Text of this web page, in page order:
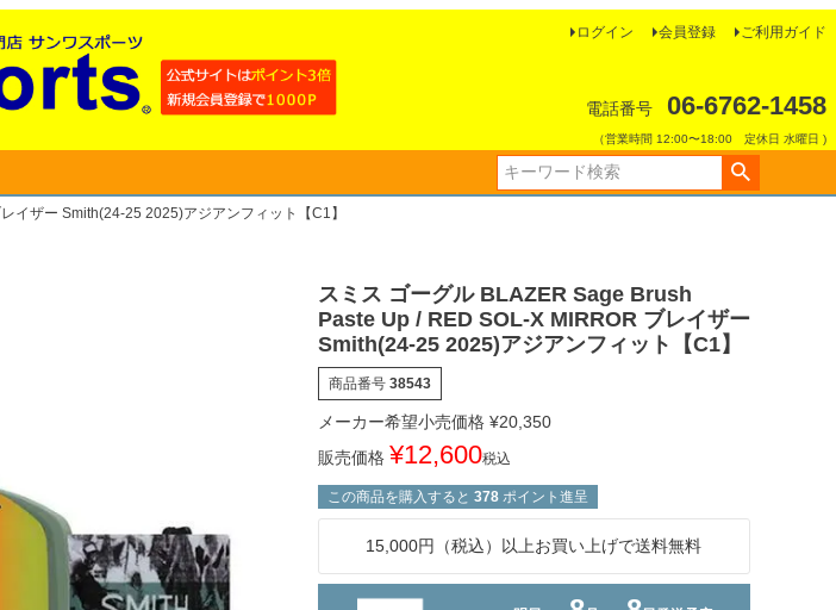
ログイン 会員登録 ご利用ガイド
電話番号 06-6762-1458
（営業時間 12:00〜18:00 定休日 水曜日 )
イザー Smith(24-25 2025)アジアンフィット【C1】
スミス ゴーグル BLAZER Sage Brush
Paste Up / RED SOL-X MIRROR ブレイザー
Smith(24-25 2025)アジアンフィット【C1】
商品番号 38543
メーカー希望小売価格 ¥20,350
販売価格 ¥12,600税込
この商品を購入すると 378 ポイント進呈
15,000円（税込）以上お買い上げで送料無料